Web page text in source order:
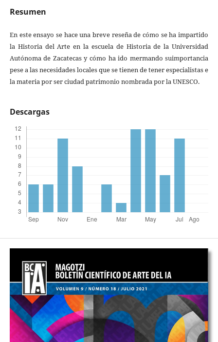
Resumen
En este ensayo se hace una breve reseña de cómo se ha impartido
la Historia del Arte en la escuela de Historia de la Universidad
Autónoma de Zacatecas y cómo ha ido mermando suimportancia
pese a las necesidades locales que se tienen de tener especialistas e
la materia por ser ciudad patrimonio nombrada por la UNESCO.
Descargas